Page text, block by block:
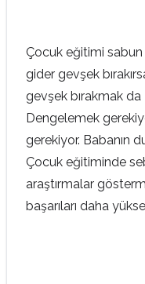
Çocuk eğitimi sabun
gider gevşek
gevşek bırakmak
Dengelemek
gerekiyor. Babanın
Çocuk eğitiminde
araştırmalar
başarıları daha